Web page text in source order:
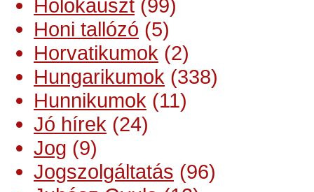
Holokauszt (99)
Honi tallózó (5)
Horvatikumok (2)
Hungarikumok (338)
Hunnikumok (11)
Jó hírek (24)
Jog (9)
Jogszolgáltatás (96)